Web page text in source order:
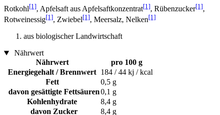
Rotkohl[1], Apfelsaft aus Apfelsaftkonzentrat[1], Rübenzucker[1],
Rotweinessig[1], Zwiebel[1], Meersalz, Nelken[1]
aus biologischer Landwirtschaft
Nährwert
Nährwert
pro 100 g
Energiegehalt / Brennwert 184 / 44 kj / kcal
Fett
0,5 g
davon gesättigte Fettsäuren0,1 g
Kohlenhydrate
8,4 g
davon Zucker
8,4 g